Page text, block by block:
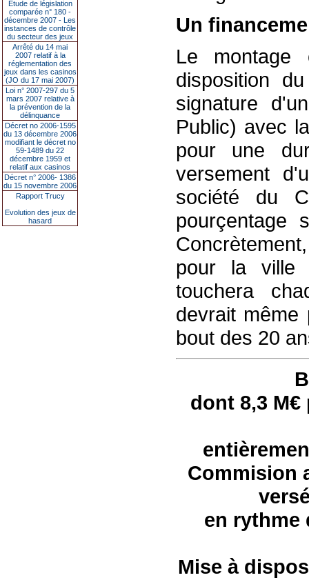
Étude de législation
comparée n° 180 -
décembre 2007 - Les
instances de contrôle
du secteur des jeux
Arrêté du 14 mai
2007 relatif à la
réglementation des
jeux dans les casinos
(JO du 17 mai 2007)
Loi n° 2007-297 du 5
mars 2007 relative à
la prévention de la
délinquance
Décret no 2006-1595
du 13 décembre 2006
modifiant le décret no
59-1489 du 22
décembre 1959 et
relatif aux casinos
Décret n° 2006- 1386
du 15 novembre 2006
Rapport Trucy
Evolution des jeux de
hasard
Un
Le
disposition
signature
Public) avec
pour une
versement
société du
pourçentage
pour la ville
touchera
devrait même
bout des 20
dont 8,3
Commision
en rythme
Mise à